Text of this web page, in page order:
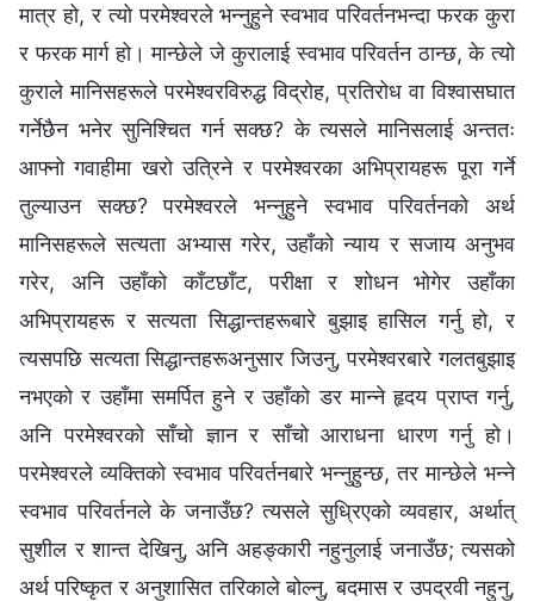
मात्र हो, र त्यो परमेश्‍वरले भन्‍नुहुने स्वभाव परिवर्तनभन्दा फरक कुरा
र फरक मार्ग हो। मान्छेले जे कुरालाई स्वभाव परिवर्तन ठान्छ, के त्यो
कुराले मानिसहरूले परमेश्‍वरविरुद्ध विद्रोह, प्रतिरोध वा विश्‍वासघात
गर्नेछैन भनेर सुनिश्चित गर्न सक्छ? के त्यसले मानिसलाई अन्ततः
आफ्नो गवाहीमा खरो उत्रिने र परमेश्‍वरका अभिप्रायहरू पूरा गर्ने
तुल्याउन सक्छ? परमेश्‍वरले भन्‍नुहुने स्वभाव परिवर्तनको अर्थ
मानिसहरूले सत्यता अभ्यास गरेर, उहाँको न्याय र सजाय अनुभव
गरेर, अनि उहाँको काँटछाँट, परीक्षा र शोधन भोगेर उहाँका
अभिप्रायहरू र सत्यता सिद्धान्तहरूबारे बुझाइ हासिल गर्नु हो, र
त्यसपछि सत्यता सिद्धान्तहरूअनुसार जिउनु, परमेश्‍वरबारे गलतबुझाइ
नभएको र उहाँमा समर्पित हुने र उहाँको डर मान्‍ने हृदय प्राप्त गर्नु,
अनि परमेश्‍वरको साँचो ज्ञान र साँचो आराधना धारण गर्नु हो।
परमेश्‍वरले व्यक्तिको स्वभाव परिवर्तनबारे भन्‍नुहुन्छ, तर मान्छेले भन्‍ने
स्वभाव परिवर्तनले के जनाउँछ? त्यसले सुध्रिएको व्यवहार, अर्थात्
सुशील र शान्त देखिनु, अनि अहङ्कारी नहुनुलाई जनाउँछ; त्यसको
अर्थ परिष्कृत र अनुशासित तरिकाले बोल्नु, बदमास र उपद्रवी नहुनु,